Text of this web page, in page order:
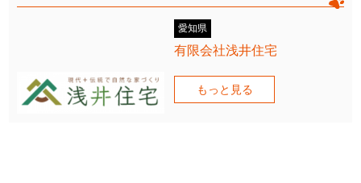
愛知県
有限会社浅井住宅
もっと見る